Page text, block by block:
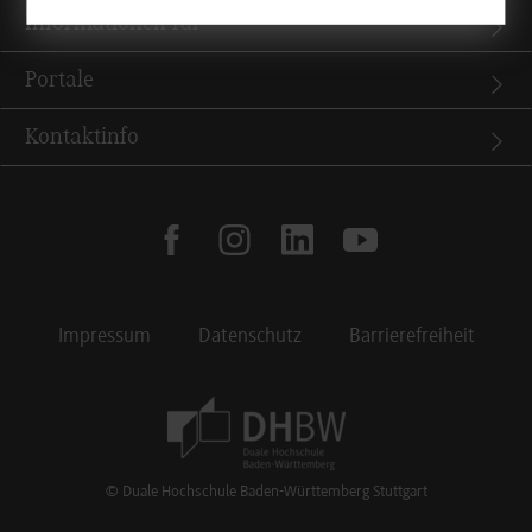
Informationen für
Portale
Kontaktinfo
facebookinstagramlinkedinyoutube
Impressum Datenschutz Barrierefreiheit
© Duale Hochschule Baden-Württemberg Stuttgart